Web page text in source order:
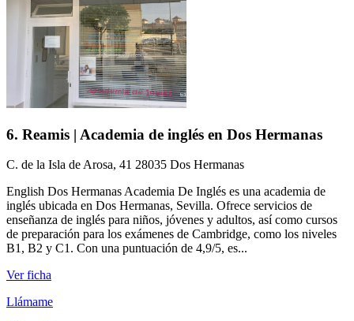
6. Reamis | Academia de inglés en Dos Hermanas
C. de la Isla de Arosa, 41 28035 Dos Hermanas
English Dos Hermanas Academia De Inglés es una academia de
inglés ubicada en Dos Hermanas, Sevilla. Ofrece servicios de
enseñanza de inglés para niños, jóvenes y adultos, así como cursos
de preparación para los exámenes de Cambridge, como los niveles
B1, B2 y C1. Con una puntuación de 4,9/5, es...
Ver ficha
Llámame